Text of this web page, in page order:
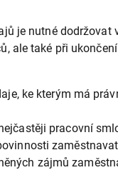
je nutné
ale také při
ke kterým má
pracovní
zájmů